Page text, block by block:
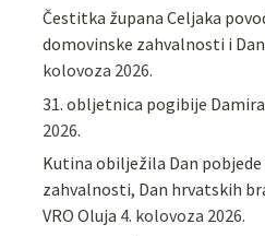
Čestitka župana Celjaka
domovinske zahvalnosti i
kolovoza 2026.
31. obljetnica pogibije
2026.
Kutina obilježila Dan
zahvalnosti, Dan hrvatskih
VRO Oluja 4. kolovoza 2026.